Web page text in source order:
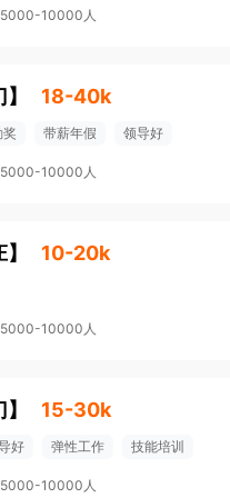
5000-10000人
】 18-40k
奖 带薪年假 领导好
5000-10000人
】 10-20k
5000-10000人
】 15-30k
好 弹性工作 技能培训
5000-10000人